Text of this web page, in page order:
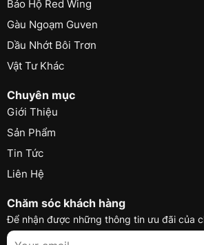
Bảo Hộ Red Wing
Gàu Ngoạm Guven
Dầu Nhớt Bôi Trơn
Vật Tư Khác
Chuyên mục
Giới Thiệu
Sản Phẩm
Tin Tức
Liên Hệ
Chăm sóc khách hàng
Để nhận được những thông tin ưu đãi của